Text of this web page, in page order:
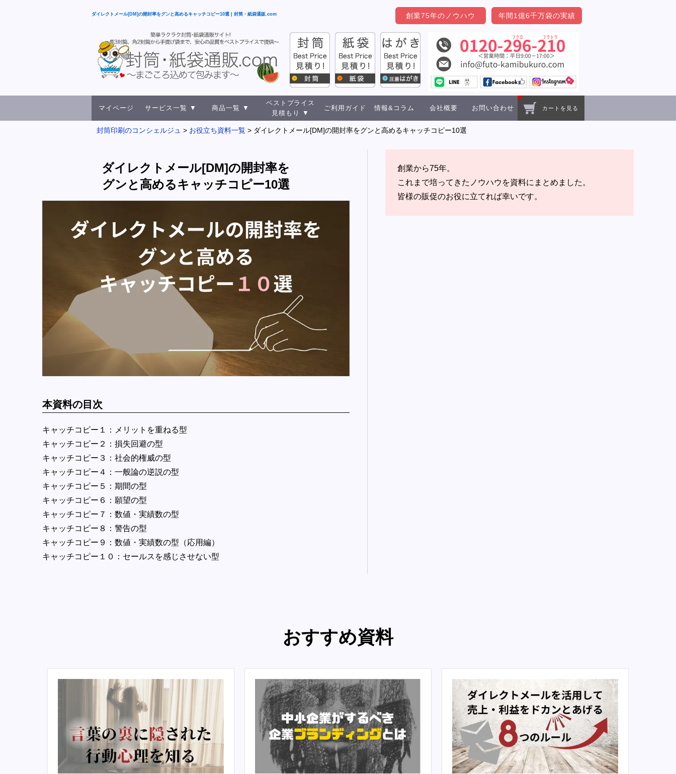
ダイレクトメール[DM]の開封率をグンと高めるキャッチコピー10選 | 封筒・紙袋通販.com 創業75年のノウハウ 年間1億6千万袋の実績
マイページ サービス一覧 ▼ 商品一覧 ▼
ベストプライス
見積もり ▼
ご利用ガイド 情報&コラム 会社概要 お問い合わせ カートを見る
封筒印刷のコンシェルジュ お役立ち資料一覧 ダイレクトメール[DM]の開封率をグンと高めるキャッチコピー10選
ダイレクトメール[DM]の開封率を
グンと高めるキャッチコピー10選
本資料の目次
キャッチコピー１：メリットを重ねる型
キャッチコピー２：損失回避の型
キャッチコピー３：社会的権威の型
キャッチコピー４：一般論の逆説の型
キャッチコピー５：期間の型
キャッチコピー６：願望の型
キャッチコピー７：数値・実績数の型
キャッチコピー８：警告の型
キャッチコピー９：数値・実績数の型（応用編）
キャッチコピー１０：セールスを感じさせない型
創業から75年。
これまで培ってきたノウハウを資料にまとめました。
皆様の販促のお役に立てれば幸いです。
おすすめ資料